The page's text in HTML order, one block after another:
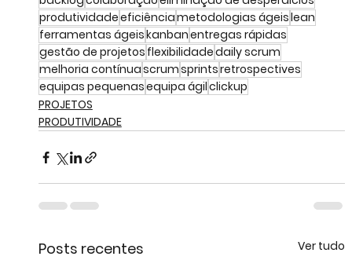
produtividadeeficiênciametodologias ágeislean
ferramentas ágeiskanbanentregas rápidas
gestão de projetos flexibilidadedaily scrum
melhoria contínuascrumsprintsretrospectives
equipas pequenasequipa ágilclickup
PROJETOS
PRODUTIVIDADE
Posts recentes Ver tudo